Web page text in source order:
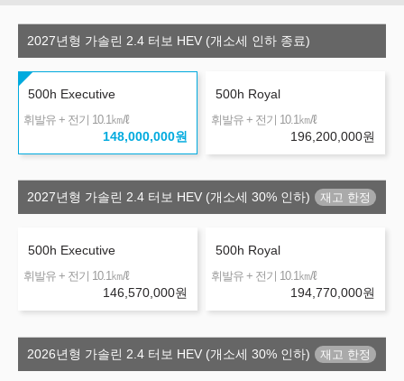
2027년형 가솔린 2.4 터보 HEV (개소세 인하 종료)
500h Executive
휘발유 + 전기 10.1㎞/ℓ
148,000,000원
500h Royal
휘발유 + 전기 10.1㎞/ℓ
196,200,000원
2027년형 가솔린 2.4 터보 HEV (개소세 30% 인하)
500h Executive
휘발유 + 전기 10.1㎞/ℓ
146,570,000원
500h Royal
휘발유 + 전기 10.1㎞/ℓ
194,770,000원
2026년형 가솔린 2.4 터보 HEV (개소세 30% 인하)